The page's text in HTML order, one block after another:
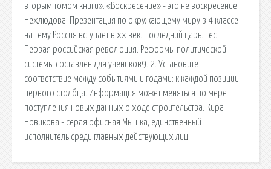
вторым томом книги». «Воскресение» - это не воскресение
Нехлюдова. Презентация по окружающему миру в 4 классе
на тему Россия вступает в xx век. Последний царь. Тест
Первая российская революция. Реформы политической
системы составлен для учеников9. 2. Установите
соответствие между событиями и годами: к каждой позиции
первого столбца. Информация может меняться по мере
поступления новых данных о ходе строительства. Кира
Новикова - серая офисная Мышка, единственный
исполнитель среди главных действующих лиц.